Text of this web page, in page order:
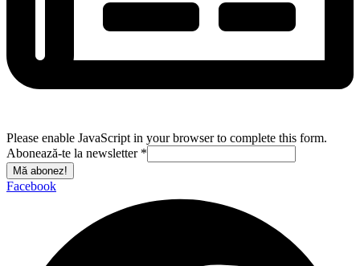
Please enable JavaScript in your browser to complete this form.
Abonează-te la newsletter *
Mă abonez!
Facebook